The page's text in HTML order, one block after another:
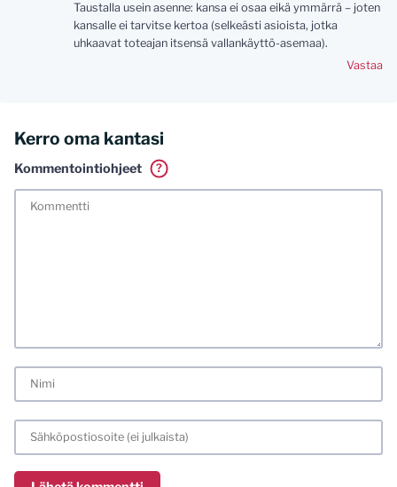
Taustalla usein asenne: kansa ei osaa eikä ymmärrä – joten
kansalle ei tarvitse kertoa (selkeästi asioista, jotka
uhkaavat toteajan itsensä vallankäyttö-asemaa).
Vastaa
Kerro oma kantasi
Kommentointiohjeet
?
meiliosoitteen. Minua ja mielipiteitäni saa ilman muuta